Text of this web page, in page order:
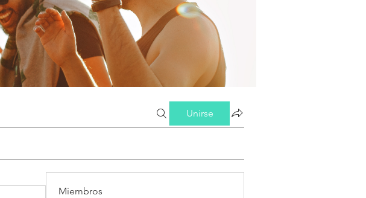
Unirse
Miembros